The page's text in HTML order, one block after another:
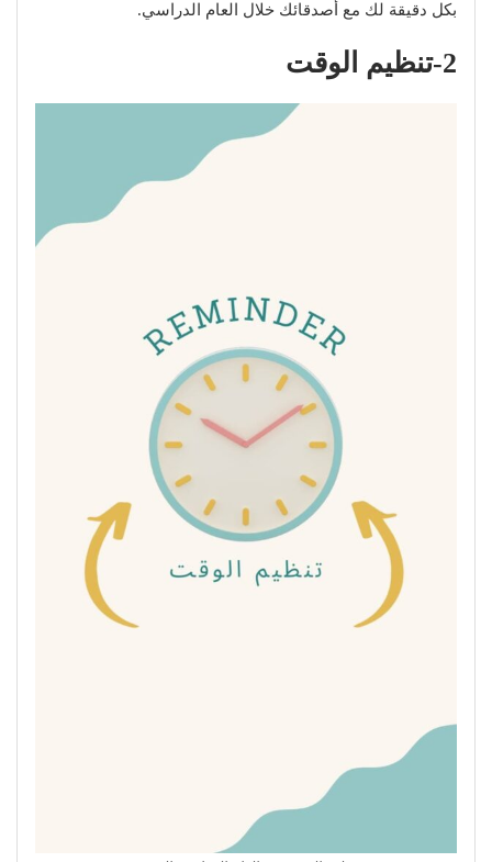
بكل دقيقة لك مع أصدقائك خلال العام الدراسي.
2-تنظيم الوقت